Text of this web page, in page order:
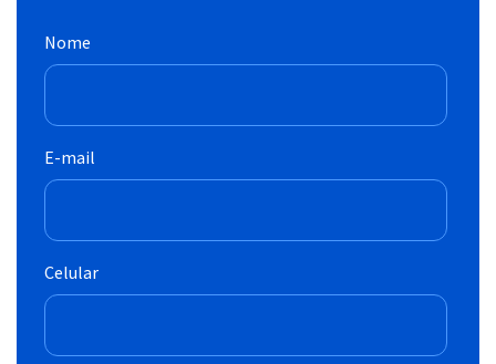
Nome
E-mail
Celular